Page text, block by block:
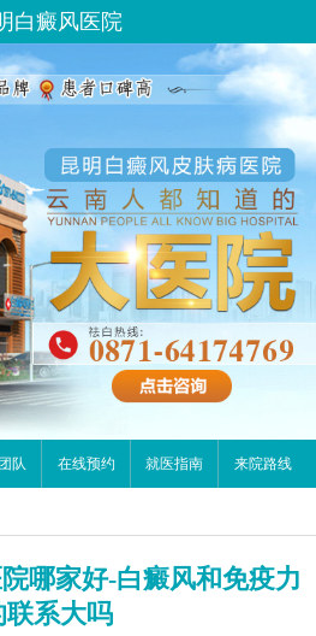
白癜风医院
队 在线预约 就医指南 来院路线
哪家好-白癜风和免疫力
联系大吗